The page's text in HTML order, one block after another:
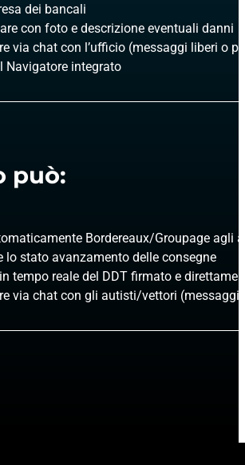
dei bancali
con foto e descrizione eventuali danni
via chat con l’ufficio (messaggi liberi o
Navigatore integrato
può:
Bordereaux/Groupage agli
lo stato avanzamento delle consegne
tempo reale del DDT firmato e
via chat con gli autisti/vettori (messaggi